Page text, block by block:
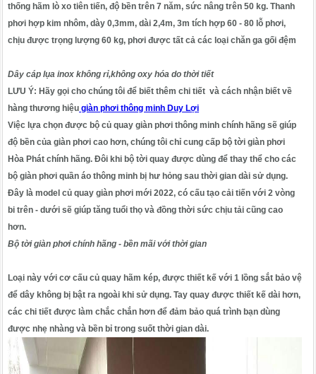
thống hãm lò xo tiên tiến, độ bền trên 7 năm, sức nâng trên 50 kg. Thanh
phơi hợp kim nhôm, dày 0,3mm, dài 2,4m, 3m tích hợp 60 - 80 lỗ phơi,
chịu được trọng lượng 60 kg, phơi được tất cả các loại chăn ga gối đệm
Dây cáp lụa inox không rỉ,không oxy hóa do thời tiết
LƯU Ý: Hãy gọi cho chúng tôi để biết thêm chi tiết và cách nhận biết về
hàng thương hiệu giàn phơi thông minh Duy Lợi
Việc lựa chọn được bộ củ quaygiàn phơi thông minh chính hãng sẽ giúp
độ bền của giàn phơi cao hơn, chúng tôi chỉ cung cấp bộ tời giàn phơi
Hòa Phát chính hãng. Đôi khi bộ tời quay được dùng để thay thể cho các
bộ giàn phơi quần áo thông minh bị hư hỏng sau thời gian dài sử dụng.
Đây là model củ quay giàn phơi mới 2022, có cấu tạo cải tiến với 2 vòng
bi trên - dưới sẽ giúp tăng tuổi thọ và đồng thời sức chịu tải cũng cao
hơn.
Bộ tời giàn phơi chính hãng - bền mãi với thời gian
Loại này với cơ cấu củ quay hãm kép, được thiết kế với 1 lồng sắt bảo vệ
để dây không bị bật ra ngoài khi sử dụng. Tay quay được thiết kế dài hơn,
các chi tiết được làm chắc chắn hơn để đảm bảo quá trình bạn dùng
được nhẹ nhàng và bền bỉ trong suốt thời gian dài.